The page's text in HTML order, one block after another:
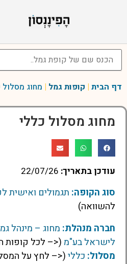
דף הבית | קופות גמל | מחוג מסלול
מחוג מסלול כללי
עודכן בתאריך: 22/07/26
סוג הקופה: תגמולים ואישית
להשוואה)
חברה מנהלת: מחוג – מינהל
לישראל בע"מ (<– לכל קופות
מסלול: כללי(<– לחץ על